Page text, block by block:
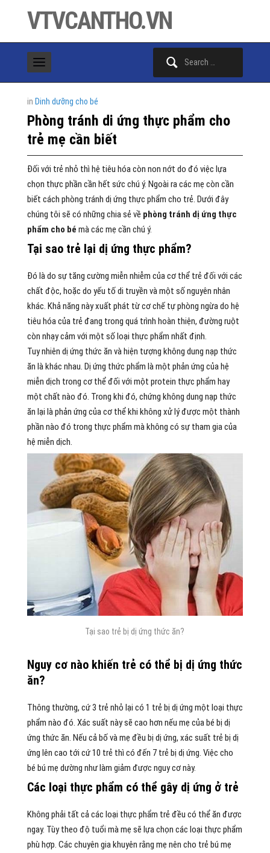
VTVCANTHO.VN
in Dinh dưỡng cho bé
Phòng tránh di ứng thực phẩm cho
trẻ mẹ cần biết
Đối với trẻ nhỏ thì hệ tiêu hóa còn non nớt do đó việc lựa
chọn thực phần cần hết sức chú ý. Ngoài ra các mẹ còn cần
biết cách phòng tránh dị ứng thực phẩm cho trẻ. Dưới đây
chúng tôi sẽ có những chia sẻ về phòng tránh dị ứng thực
phẩm cho bé mà các mẹ cần chú ý.
Tại sao trẻ lại dị ứng thực phẩm?
Đó là do sự tăng cường miễn nhiễm của cơ thể trẻ đối với các
chất độc, hoặc do yếu tố di truyền và một số nguyên nhân
khác. Khả năng này xuất phát từ cơ chế tự phòng ngừa do hệ
tiêu hóa của trẻ đang trong quá trình hoàn thiện, đường ruột
còn nhạy cảm với một số loại thực phẩm nhất định.
Tuy nhiên dị ứng thức ăn và hiện tượng không dung nạp thức
ăn là khác nhau. Dị ứng thức phẩm là một phản ứng của hệ
miễn dịch trong cơ thể đối với một protein thực phẩm hay
một chất nào đó. Trong khi đó, chứng không dung nạp thức
ăn lại là phản ứng của cơ thể khi không xử lý được một thành
phần nào đó trong thực phẩm mà không có sự tham gia của
hệ miễn dịch.
Tại sao trẻ bị dị ứng thức ăn?
Nguy cơ nào khiến trẻ có thể bị dị ứng thức
ăn?
Thông thường, cứ 3 trẻ nhỏ lại có 1 trẻ bị dị ứng một loại thực
phẩm nào đó. Xác suất này sẽ cao hơn nếu mẹ của bé bị dị
ứng thức ăn. Nếu cả bố và mẹ đều bị dị ứng, xác suất trẻ bị dị
ứng lên cao tới cứ 10 trẻ thì có đến 7 trẻ bị dị ứng. Việc cho
bé bú mẹ dường như làm giảm được nguy cơ này.
Các loại thực phẩm có thể gây dị ứng ở trẻ
Không phải tất cả các loại thực phẩm trẻ đều có thể ăn được
ngay. Tùy theo độ tuổi mà mẹ sẽ lựa chọn các loại thực phẩm
phù hợp. Các chuyên gia khuyên rằng mẹ nên cho trẻ bú mẹ